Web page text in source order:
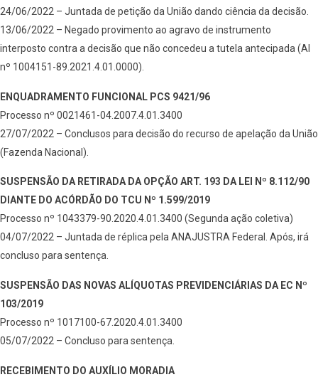
24/06/2022 – Juntada de petição da União dando ciência da decisão.
13/06/2022 – Negado provimento ao agravo de instrumento
interposto contra a decisão que não concedeu a tutela antecipada (AI
nº 1004151-89.2021.4.01.0000).
ENQUADRAMENTO FUNCIONAL PCS 9421/96
Processo nº 0021461-04.2007.4.01.3400
27/07/2022 – Conclusos para decisão do recurso de apelação da União
(Fazenda Nacional).
SUSPENSÃO DA RETIRADA DA OPÇÃO ART. 193 DA LEI Nº 8.112/90
DIANTE DO ACÓRDÃO DO TCU Nº 1.599/2019
Processo nº 1043379-90.2020.4.01.3400 (Segunda ação coletiva)
04/07/2022 – Juntada de réplica pela ANAJUSTRA Federal. Após, irá
concluso para sentença.
SUSPENSÃO DAS NOVAS ALÍQUOTAS PREVIDENCIÁRIAS DA EC Nº
103/2019
Processo nº 1017100-67.2020.4.01.3400
05/07/2022 – Concluso para sentença.
RECEBIMENTO DO AUXÍLIO MORADIA